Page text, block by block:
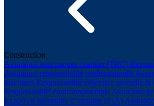
Construction
Assurance tous risques chantier (TRC)
Assurance responsabilité professionnelle
machines Responsabilité objective incendie &
Responsabilité environnementale Assurance
Expert en inventaire d’amiante (EIA)